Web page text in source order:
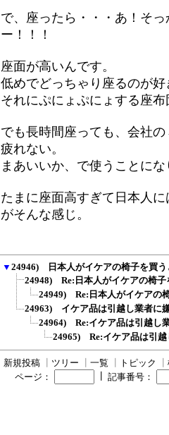
で、座ったら・・・あ！そ
ー！！！
座面が高いんです。
低めでどっちゃり座るのが
それにぷにょぷにょする座
でも長時間座っても、会社
疲れない。
まあいいか、で使うことに
たまに座面高すぎて日本人
がそんな感じ。
▼ 24946) 日本人がイケアの椅子を買う
24948) Re:日本人がイケアの椅子
24949) Re:日本人がイケアの
24963) イケア品は引越し業者に
24964) Re:イケア品は引越し
24965) Re:イケア品は引越
新規投稿 ツリー 一覧 トピック
ページ：
記事番号：